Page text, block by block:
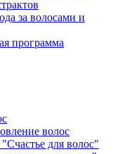
за волосами и
программа
волос
для волос"